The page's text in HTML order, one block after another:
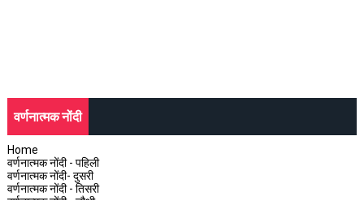
वर्णनात्मक नोंदी
Home
वर्णनात्मक नोंदी - पहिली
वर्णनात्मक नोंदी- दुसरी
वर्णनात्मक नोंदी - तिसरी